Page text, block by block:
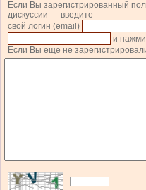
Если Вы зарегистрированный
дискуссии — введите
свой логин (email)
и
Если Вы еще не